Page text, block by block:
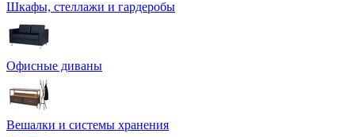
Шкафы, стеллажи и гардеробы
Офисные диваны
Вешалки и системы хранения